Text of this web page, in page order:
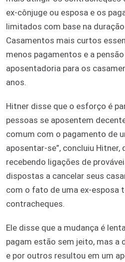
ex-cônjuge ou esposa e os
limitados com base na
Casamentos mais curtos
menos pagamentos e a
aposentadoria para os
anos.
Hitner disse que o esforço é
pessoas se aposentem
comum com o pagamento de
aposentar-se”, concluiu Hitner,
recebendo ligações de
dispostas a cancelar seus
com o fato de uma ex-esposa
contracheques.
Ele disse que a mudança é
pagam estão sem jeito, mas a
e por outros resultou em um